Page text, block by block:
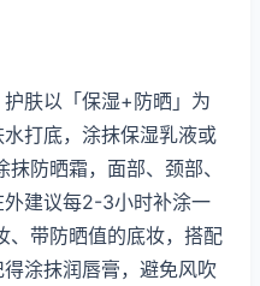
肤以「保湿+防晒」为
打底，涂抹保湿乳液或
防晒霜，面部、颈部、
建议每2-3小时补涂一
、带防晒值的底妆，搭配
涂抹润唇膏，避免风吹